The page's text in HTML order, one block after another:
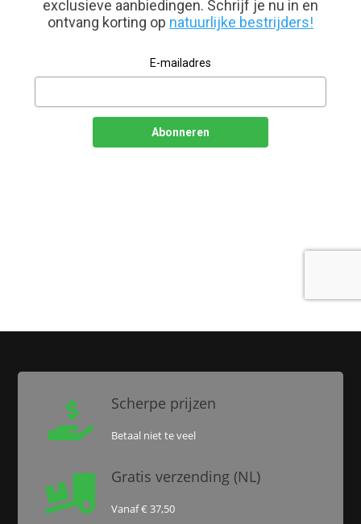
 Scherpe prijzen
Betaal niet te veel
 Gratis verzending (NL)
Vanaf € 37,50